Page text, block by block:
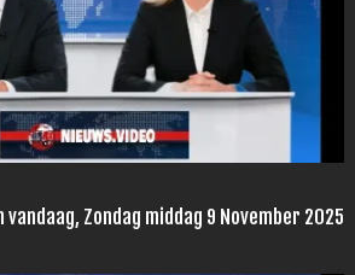
Zondag middag 9 November 2025